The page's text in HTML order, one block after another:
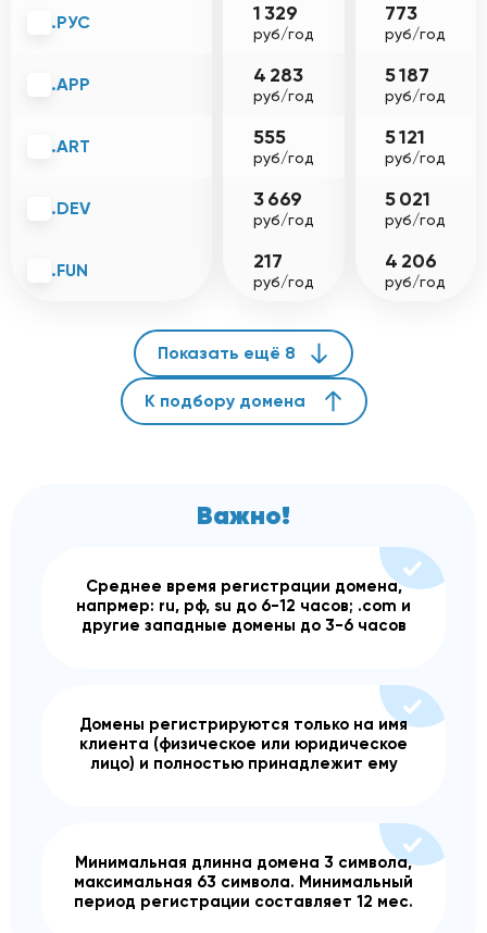
.РУС 1 329
руб/год
773
руб/год
.APP 4 283
руб/год
5 187
руб/год
.ART 555
руб/год
5 121
руб/год
.DEV 3 669
руб/год
5 021
руб/год
.FUN 217
руб/год
4 206
руб/год
Показать ещё 8
К подбору домена
Важно!
Среднее время регистрации домена,
напрмер: ru, рф, su до 6-12 часов; .com и
другие западные домены до 3-6 часов
Домены регистрируются только на имя
клиента (физическое или юридическое
лицо) и полностью принадлежит ему
Минимальная длинна домена 3 символа,
максимальная 63 символа. Минимальный
период регистрации составляет 12 мес.